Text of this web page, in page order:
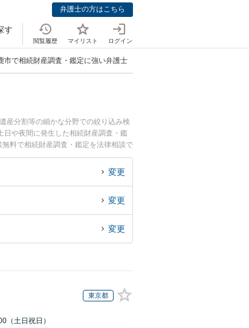
弁護士の方はこちら
す
閲覧履歴 マイリスト ログイン
市で相続財産調査・鑑定に強い弁護士
産分割等の細かな分野での絞り込み検
や夜間に発生した相続財産調査・鑑
料で相続財産調査・鑑定を法律相談で
変更
変更
変更
東京都
（土日祝日）